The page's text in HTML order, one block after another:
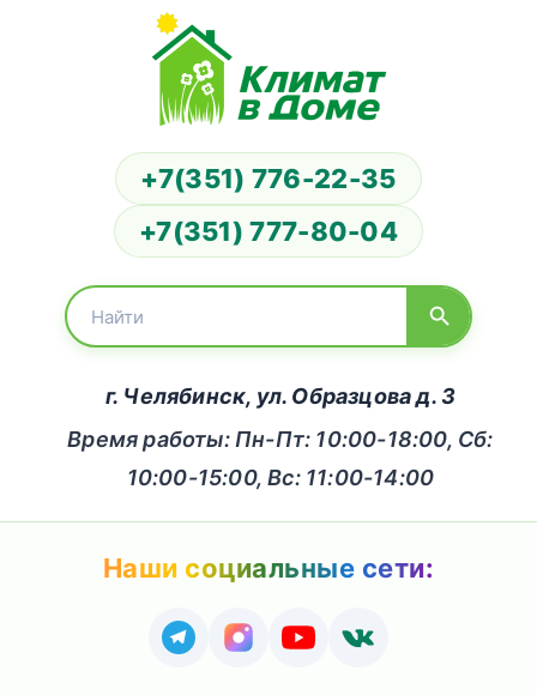
+7(351) 776-22-35
+7(351) 777-80-04
г. Челябинск, ул. Образцова д. 3
Время работы: Пн-Пт: 10:00-18:00, Сб:
10:00-15:00, Вс: 11:00-14:00
Наши социальные сети: